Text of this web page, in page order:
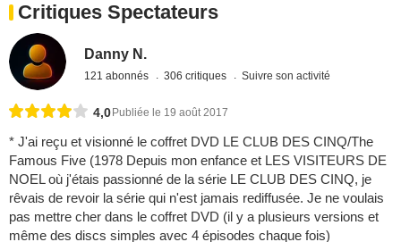
Critiques Spectateurs
Danny N.
121 abonnés 306 critiques Suivre son activité
4,0 Publiée le 19 août 2017
* J'ai reçu et visionné le coffret DVD LE CLUB DES CINQ/The
Famous Five (1978 Depuis mon enfance et LES VISITEURS DE
NOEL où j'étais passionné de la série LE CLUB DES CINQ, je
rêvais de revoir la série qui n'est jamais rediffusée. Je ne voulais
pas mettre cher dans le coffret DVD (il y a plusieurs versions et
même des discs simples avec 4 épisodes chaque fois)